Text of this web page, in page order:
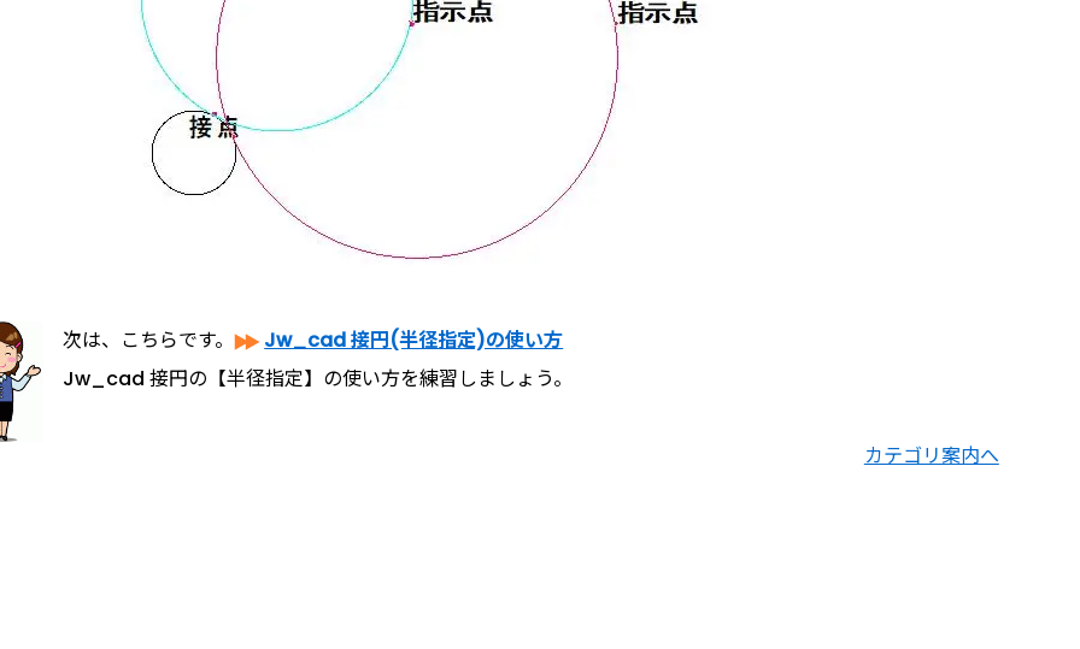
次は、こちらです。
Jw_cad 接円(半径指定)の使い方
Jw_cad 接円の【半径指定】の使い方を練習しましょう。
カテゴリ案内へ